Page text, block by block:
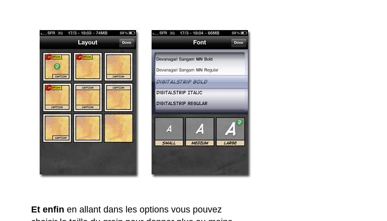
Et enfin en allant dans les options vous pouvez